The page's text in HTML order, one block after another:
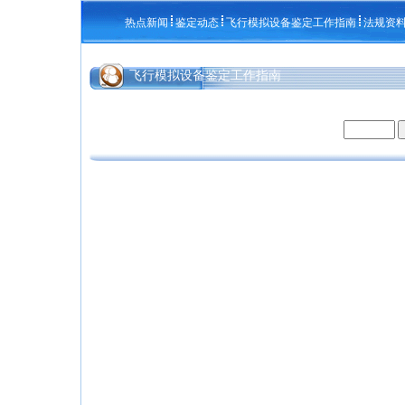
热点新闻 鉴定动态 飞行模拟设备鉴定工作指南 法规资
飞行模拟设备鉴定工作指南